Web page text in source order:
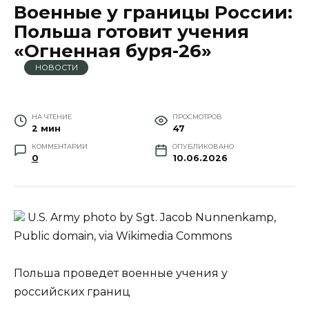
Военные у границы России:
Польша готовит учения
«Огненная буря-26»
НОВОСТИ
НА ЧТЕНИЕ
2 мин
ПРОСМОТРОВ
47
КОММЕНТАРИИ
0
ОПУБЛИКОВАНО
10.06.2026
U.S. Army photo by Sgt. Jacob Nunnenkamp,
Public domain, via Wikimedia Commons
Польша проведет военные учения у
российских границ